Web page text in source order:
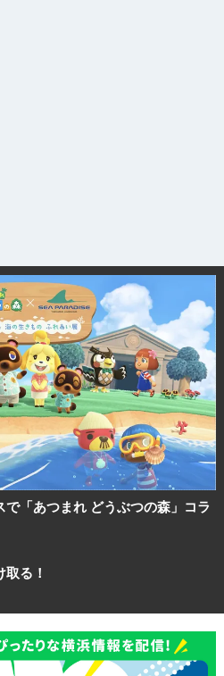
「あつまれ どうぶつの森」コラ
る！